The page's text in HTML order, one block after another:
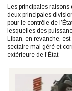
Les principales
deux principales
pour le contrôle de
lesquelles des
Liban, en revanche,
sectaire mal géré et
extérieure de l’État.